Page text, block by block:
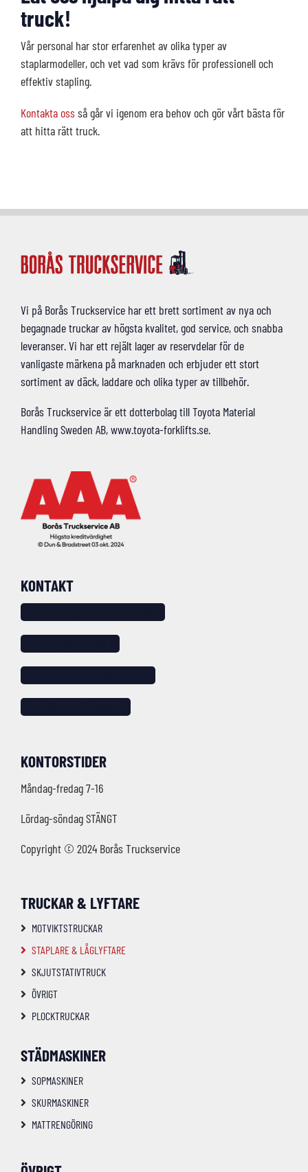
truck!
Vår personal har stor erfarenhet av olika typer av
staplarmodeller, och vet vad som krävs för professionell och
effektiv stapling.
Kontakta ossså går vi igenom era behov och gör vårt bästa för
att hitta rätt truck.
Vi på Borås Truckservice har ett brett sortiment av nya och
begagnade truckar av högsta kvalitet, god service, och snabba
leveranser. Vi har ett rejält lager av reservdelar för de
vanligaste märkena på marknaden och erbjuder ett stort
sortiment av däck, laddare och olika typer av tillbehör.
Borås Truckservice är ett dotterbolag till Toyota Material
Handling Sweden AB, www.toyota-forklifts.se.
KONTAKT
KONTORSTIDER
Måndag-fredag 7-16
Lördag-söndag STÄNGT
Copyright © 2024 Borås Truckservice
TRUCKAR & LYFTARE
MOTVIKTSTRUCKAR
STAPLARE & LÅGLYFTARE
SKJUTSTATIVTRUCK
ÖVRIGT
PLOCKTRUCKAR
STÄDMASKINER
SOPMASKINER
SKURMASKINER
MATTRENGÖRING